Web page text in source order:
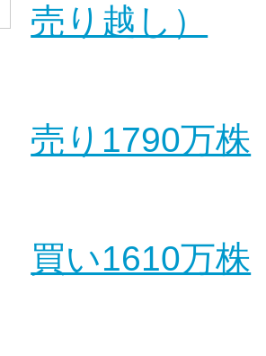
売り越し）
売り1790万株
買い1610万株